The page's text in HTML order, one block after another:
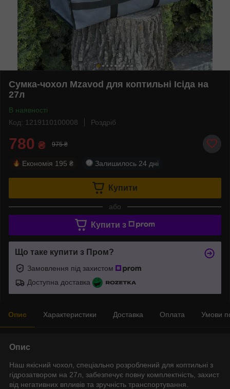
Сумка-чохол Mzavod для коптильні Ісіда на
27л
В наявності
Код: 1219110100008
Роздріб
780 ₴ 975 ₴
Економія 195 ₴ Залишилось 24 дні
Купити
або
Купити з
Що таке купити з Пром?
Замовлення під захистом
Доступна доставка
Опис Характеристики Доставка Оплата Умови
Опис
Наш якісний чохол, спеціально розроблений для коптильні з
гідрозатвором на 27л, забезпечує повну комплектність, захист
від негативних впливів та зручність транспортування.